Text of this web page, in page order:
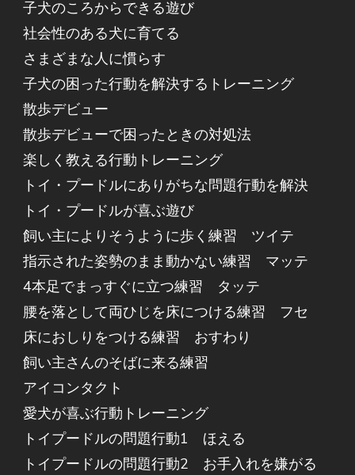
子犬のころからできる遊び
社会性のある犬に育てる
さまざまな人に慣らす
子犬の困った行動を解決するトレーニング
散歩デビュー
散歩デビューで困ったときの対処法
楽しく教える行動トレーニング
トイ・プードルにありがちな問題行動を解決
トイ・プードルが喜ぶ遊び
飼い主によりそうように歩く練習 ツイテ
指示された姿勢のまま動かない練習 マッテ
4本足でまっすぐに立つ練習 タッテ
腰を落として両ひじを床につける練習 フセ
床におしりをつける練習 おすわり
飼い主さんのそばに来る練習
アイコンタクト
愛犬が喜ぶ行動トレーニング
トイプードルの問題行動1 ほえる
トイプードルの問題行動2 お手入れを嫌がる